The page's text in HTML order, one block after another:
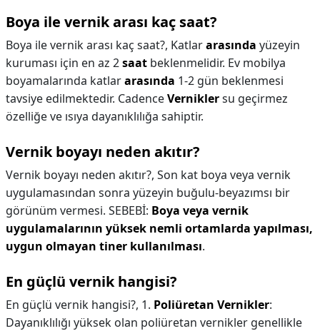
Boya ile vernik arası kaç saat?
Boya ile vernik arası kaç saat?, Katlararasında yüzeyin
kuruması için en az 2saat beklenmelidir. Ev mobilya
boyamalarında katlararasında 1-2 gün beklenmesi
tavsiye edilmektedir. CadenceVerniklersu geçirmez
özelliğe ve ısıya dayanıklılığa sahiptir.
Vernik boyayı neden akıtır?
Vernik boyayı neden akıtır?, Son kat boya veya vernik
uygulamasından sonra yüzeyin buğulu-beyazımsı bir
görünüm vermesi. SEBEBİ: Boya veya vernik
uygulamalarının yüksek nemli ortamlarda yapılması,
uygun olmayan tiner kullanılması.
En güçlü vernik hangisi?
En güçlü vernik hangisi?, 1. Poliüretan Vernikler:
Dayanıklılığı yüksek olan poliüretan vernikler genellikle